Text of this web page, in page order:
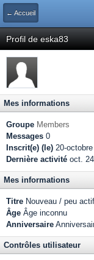
← Accueil
Profil de eska83
Mes informations
Groupe Members
Messages 0
Inscrit(e) (le) 20-
Dernière activité oct.
Mes informations
Titre Nouveau / peu actif
Âge Âge inconnu
Anniversaire
Contrôles utilisateur